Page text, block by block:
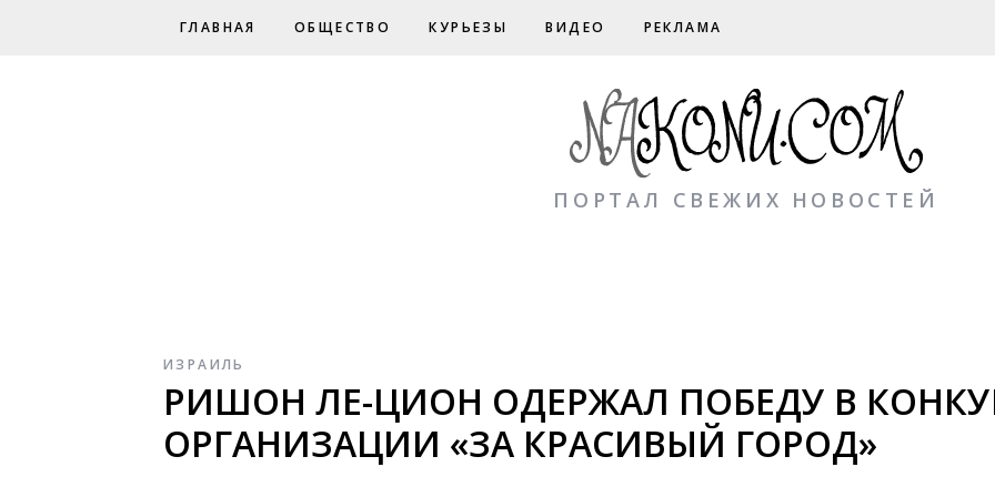
ГЛАВНАЯ ОБЩЕСТВО КУРЬЕЗЫ ВИДЕО РЕКЛАМА
ПОРТАЛ СВЕЖИХ НОВОСТЕЙ
ИЗРАИЛЬ
РИШОН ЛЕ-ЦИОН ОДЕРЖАЛ ПОБЕДУ В
ОРГАНИЗАЦИИ «ЗА КРАСИВЫЙ ГОРОД»